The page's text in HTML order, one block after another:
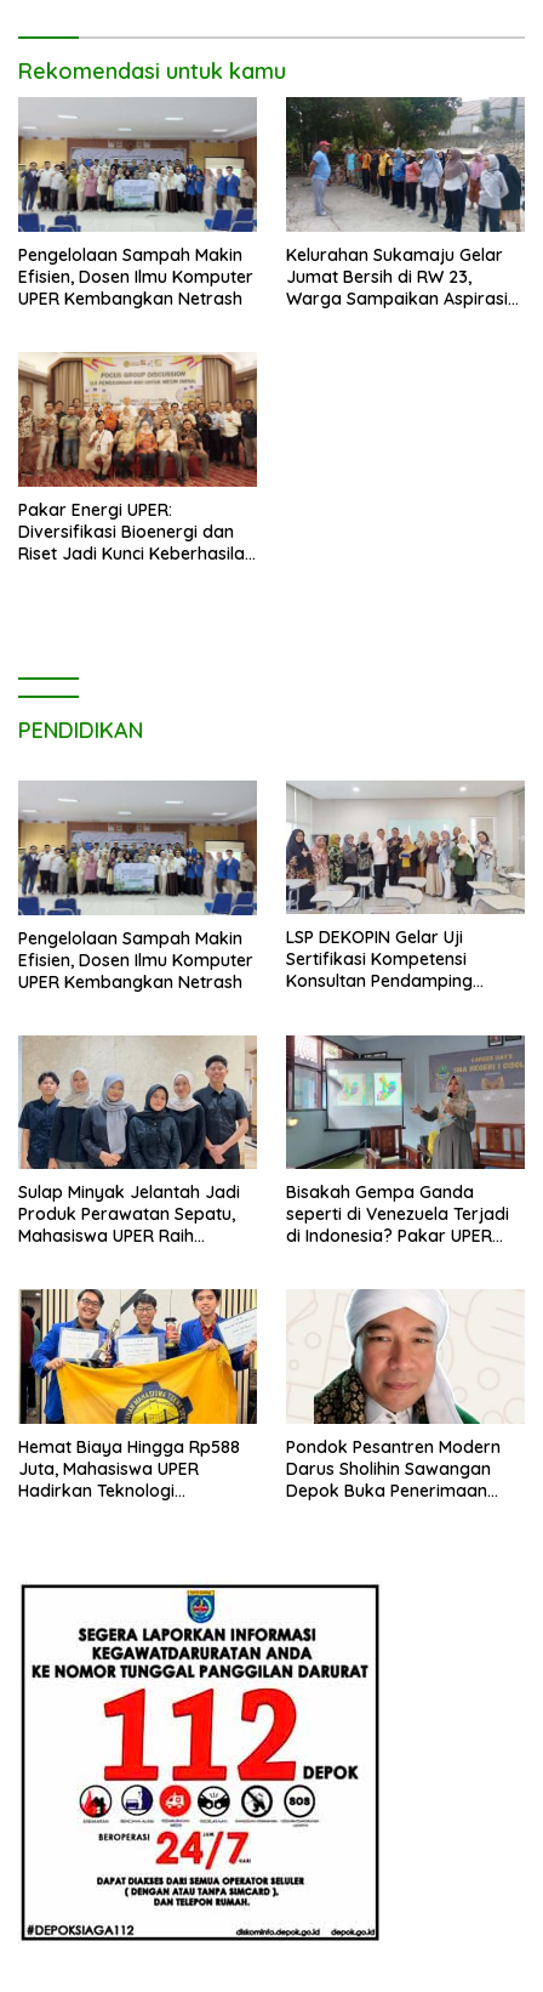
Rekomendasi untuk kamu
Pengelolaan Sampah Makin
Efisien, Dosen Ilmu Komputer
UPER Kembangkan Netrash
Kelurahan Sukamaju Gelar
Jumat Bersih di RW 23,
Warga Sampaikan Aspirasi
Pakar Energi UPER:
Diversifikasi Bioenergi dan
Riset Jadi Kunci Keberhasilan
PENDIDIKAN
Pengelolaan Sampah Makin
Efisien, Dosen Ilmu Komputer
UPER Kembangkan Netrash
LSP DEKOPIN Gelar Uji
Sertifikasi Kompetensi
Konsultan Pendamping
Sulap Minyak Jelantah Jadi
Produk Perawatan Sepatu,
Mahasiswa UPER Raih
Bisakah Gempa Ganda
seperti di Venezuela Terjadi
di Indonesia? Pakar UPER
Hemat Biaya Hingga Rp588
Juta, Mahasiswa UPER
Hadirkan Teknologi
Pondok Pesantren Modern
Darus Sholihin Sawangan
Depok Buka Penerimaan